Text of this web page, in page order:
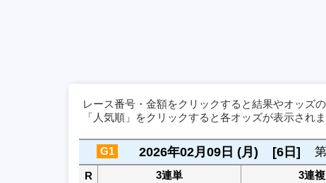
レース番号・金額をクリックすると結果やオッズ
「人気順」をクリックすると各オッズが表示されま
G1 2026年02月09日 (月) [6日]
R 3連単 3連複